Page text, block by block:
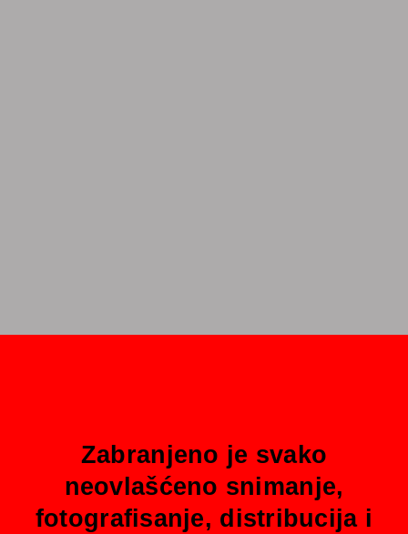
Zabranjeno je svako
neovlašćeno snimanje,
fotografisanje, distribucija i